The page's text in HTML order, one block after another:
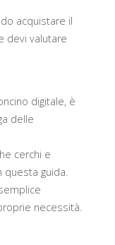
acquistare il
devi valutare
digitale, è
delle
cerchi e
guida.
necessità.